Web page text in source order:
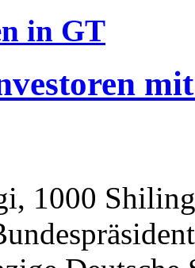
in GT
1000